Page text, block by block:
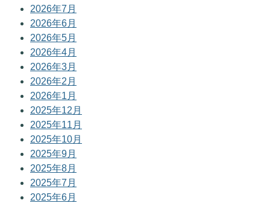
2026年7月
2026年6月
2026年5月
2026年4月
2026年3月
2026年2月
2026年1月
2025年12月
2025年11月
2025年10月
2025年9月
2025年8月
2025年7月
2025年6月